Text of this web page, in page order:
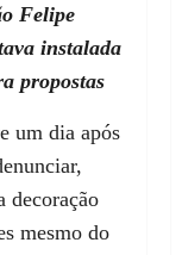
Felipe
instalada
propostas
um dia após
decoração
mesmo do